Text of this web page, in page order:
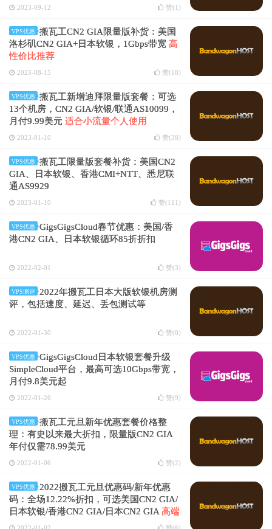
2023-09-12 赞(1 )
VPS优惠
搬瓦工CN2 GIA限量版补货：美国
洛杉矶CN2 GIA+日本软银，1Gbps带宽 高
性价比推荐
2023-08-15 赞(18)
VPS优惠
搬瓦工新增迪拜限量版套餐：可选
13个机房，CN2 GIA/软银/联通AS10099，
月付9.99美元 适合小流量个人使用
2023-01-10 赞(38)
VPS优惠
搬瓦工限量版套餐补货：美国CN2
GIA、日本软银、香港CMI+NTT、悉尼联
通AS9929
2023-01-10 赞(111 )
VPS优惠
GigsGigsCloud春节优惠：美国/香
港CN2 GIA、日本软银循环85折折扣
2022-02-01 赞(3)
VPS测评
2022年搬瓦工日本大版软银机房测
评，包括速度、延迟、丢包测试等
2022-01-30 赞(0)
VPS优惠
GigsGigsCloud日本软银套餐升级
SimpleCloud平台，最高可选10Gbps带宽，
月付9.8美元起
2022-01-26 赞(9)
VPS优惠
搬瓦工元旦新年优惠套餐价格整
理：有史以来最大折扣，限量版CN2 GIA
年付仅需78.99美元
2022-01-06 赞(2)
VPS优惠
2022搬瓦工元旦优惠码/新年优惠
码：全场12.22%折扣，可选美国CN2 GIA/
日本软银/香港CN2 GIA/日本CN2 GIA高端
稳定线路，限时特惠